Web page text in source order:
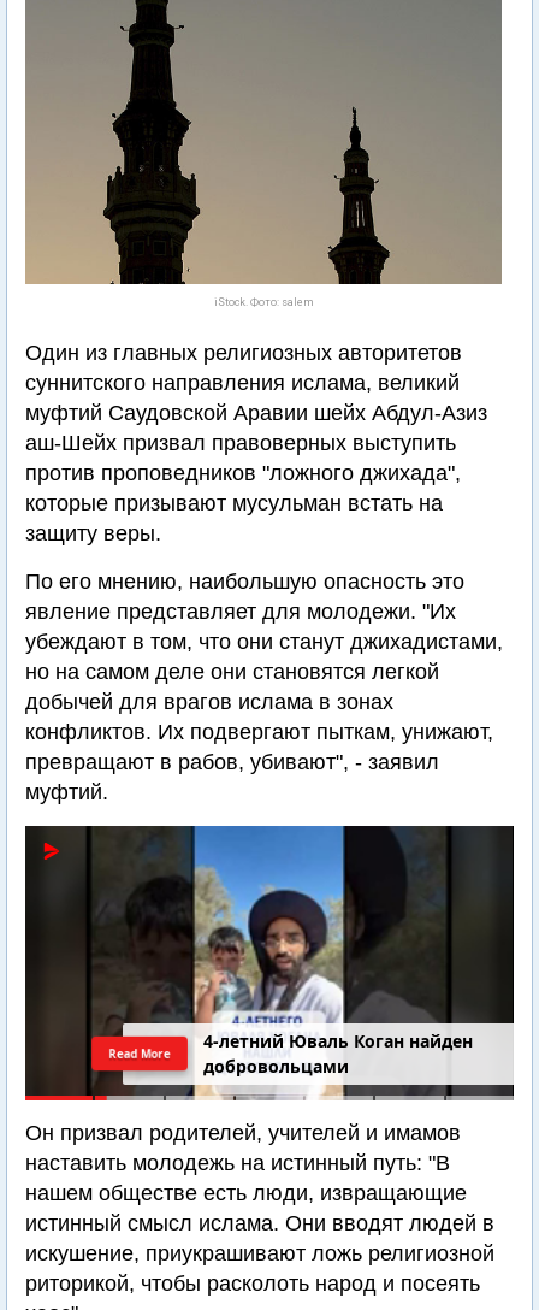
iStock. Фото: salem
Один из главных религиозных авторитетов
суннитского направления ислама, великий
муфтий Саудовской Аравии шейх Абдул-Азиз
аш-Шейх призвал правоверных выступить
против проповедников "ложного джихада",
которые призывают мусульман встать на
защиту веры.
По его мнению, наибольшую опасность это
явление представляет для молодежи. "Их
убеждают в том, что они станут джихадистами,
но на самом деле они становятся легкой
добычей для врагов ислама в зонах
конфликтов. Их подвергают пыткам, унижают,
превращают в рабов, убивают", - заявил
муфтий.
4-летний Юваль Коган найден
добровольцами
Read More
Он призвал родителей, учителей и имамов
наставить молодежь на истинный путь: "В
нашем обществе есть люди, извращающие
истинный смысл ислама. Они вводят людей в
искушение, приукрашивают ложь религиозной
риторикой, чтобы расколоть народ и посеять